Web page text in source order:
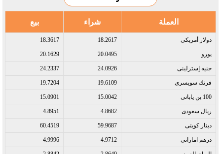
العملة شراء بيع
دولار أمريكى​ 18.2617
18.3617
يورو​ 20.0495
20.1629
جنيه إسترلينى​ 24.0926
24.2337
فرنك سويسرى​ 19.6109
19.7204
100 ين يابانى​ 15.0042
15.0901
ريال سعودى​ 4.8682
4.8951
دينار كويتى​ 59.9687
60.4519
درهم اماراتى​ 4.9712
4.9996